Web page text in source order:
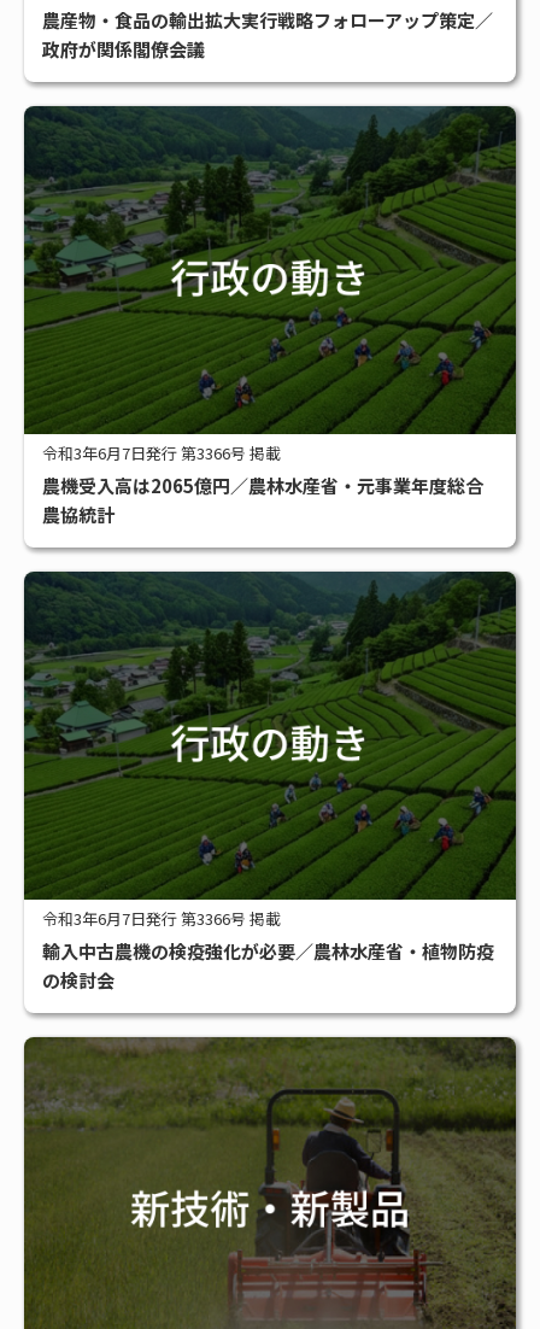
農産物・食品の輸出拡大実行戦略フォローアップ策定／
政府が関係閣僚会議
令和3年6月7日発行 第3366号 掲載
農機受入高は2065億円／農林水産省・元事業年度総合
農協統計
令和3年6月7日発行 第3366号 掲載
輸入中古農機の検疫強化が必要／農林水産省・植物防疫
の検討会